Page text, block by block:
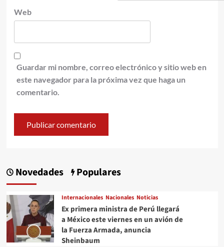
Web
Guardar mi nombre, correo electrónico y sitio web en
este navegador para la próxima vez que haga un
comentario.
Novedades Populares
Internacionales Nacionales Noticias
Ex primera ministra de Perú llegará
a México este viernes en un avión de
la Fuerza Armada, anuncia
Sheinbaum